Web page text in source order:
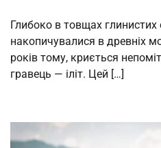
Глибоко в товщах глинистих
накопичувалися в древніх
років тому, криється
гравець — іліт. Цей […]